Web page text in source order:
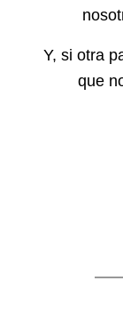
Y, si otra
que